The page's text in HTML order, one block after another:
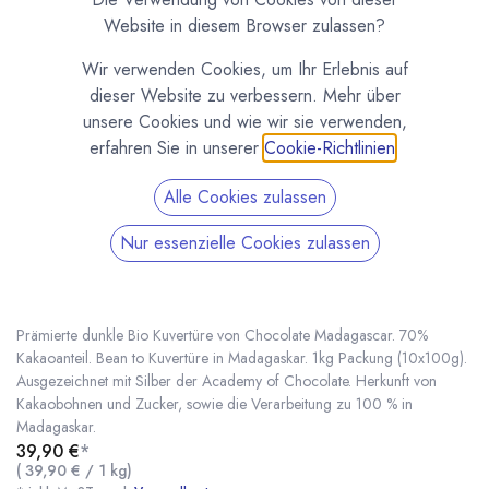
1kg Bio Kuvertüre 70% - Chocolat Madagascar
Prämierte dunkle Bio Kuvertüre von Chocolate Madagascar. 70%
Kakaoanteil. Bean to Kuvertüre in Madagaskar. 1kg Packung (10x100g).
Ausgezeichnet mit Silber der Academy of Chocolate. Herkunft von
Kakaobohnen und Zucker, sowie die Verarbeitung zu 100 % in
Madagaskar.
39,90 €*
( 39,90 € / 1 kg)
Website in diesem Browser zulassen?
Wir verwenden Cookies, um Ihr Erlebnis auf
dieser Website zu verbessern. Mehr über
unsere Cookies und wie wir sie verwenden,
erfahren Sie in unserer Cookie-Richtlinien
Alle Cookies zulassen
Nur essenzielle Cookies zulassen